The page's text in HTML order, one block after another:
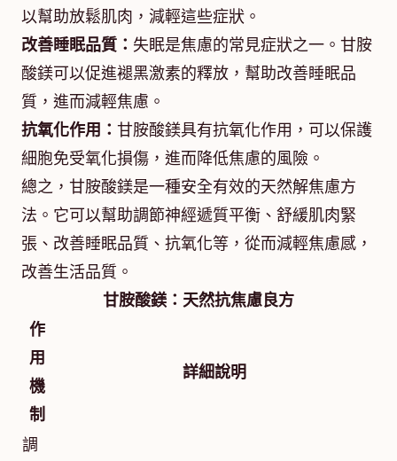
以幫助放鬆肌肉，減輕這些症狀。
改善睡眠品質： 失眠是焦慮的常見症狀之一。甘胺
酸鎂可以促進褪黑激素的釋放，幫助改善睡眠品
質，進而減輕焦慮。
抗氧化作用： 甘胺酸鎂具有抗氧化作用，可以保護
細胞免受氧化損傷，進而降低焦慮的風險。
總之，甘胺酸鎂是一種安全有效的天然解焦慮方
法。它可以幫助調節神經遞質平衡、舒緩肌肉緊
張、改善睡眠品質、抗氧化等，從而減輕焦慮感，
改善生活品質。
甘胺酸鎂：天然抗焦慮良方
作
用
機
制
詳細說明
調